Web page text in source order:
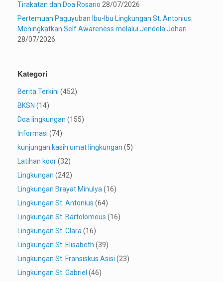
Tirakatan dan Doa Rosario 28/07/2026
Pertemuan Paguyuban Ibu-Ibu Lingkungan St. Antonius:
Meningkatkan Self Awareness melalui Jendela Johari
28/07/2026
Kategori
Berita Terkini (452)
BKSN (14)
Doa lingkungan (155)
Informasi (74)
kunjungan kasih umat lingkungan (5)
Latihan koor(32)
Lingkungan (242)
Lingkungan Brayat Minulya (16)
Lingkungan St. Antonius (64)
Lingkungan St. Bartolomeus (16)
Lingkungan St. Clara (16)
Lingkungan St. Elisabeth (39)
Lingkungan St. Fransiskus Asisi (23)
Lingkungan St. Gabriel (46)